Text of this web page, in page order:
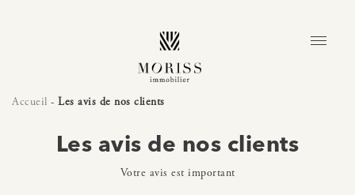
Accueil - Les avis de nos clients
Les avis de nos clients
Votre avis est important